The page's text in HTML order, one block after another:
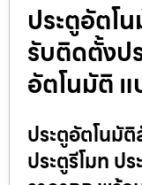
ประตูอัตโ
รับติดตั้งป
อัตโนมัติ
ประตูอัตโนมั
ประตูรีโมท ป